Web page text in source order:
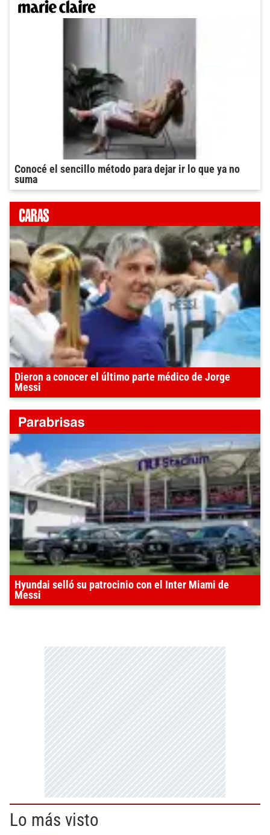
Conocé el sencillo método para dejar ir lo que ya no
suma
Dieron a conocer el último parte médico de Jorge
Messi
Hyundai selló su patrocinio con el Inter Miami de
Messi
Lo más visto